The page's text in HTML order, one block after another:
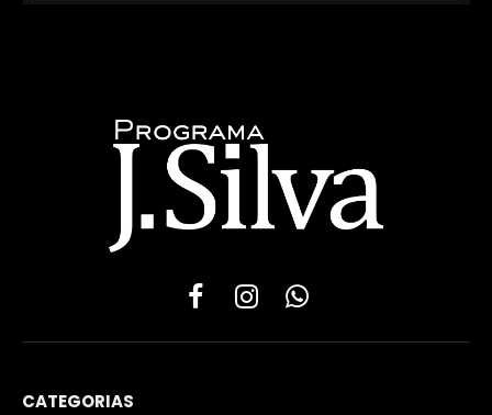
FacebookInstagramWhatsApp
CATEGORIAS